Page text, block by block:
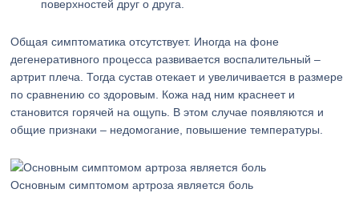
поверхностей друг о друга.
Общая симптоматика отсутствует. Иногда на фоне
дегенеративного процесса развивается воспалительный –
артрит плеча. Тогда сустав отекает и увеличивается в размере
по сравнению со здоровым. Кожа над ним краснеет и
становится горячей на ощупь. В этом случае появляются и
общие признаки – недомогание, повышение температуры.
Основным симптомом артроза является боль